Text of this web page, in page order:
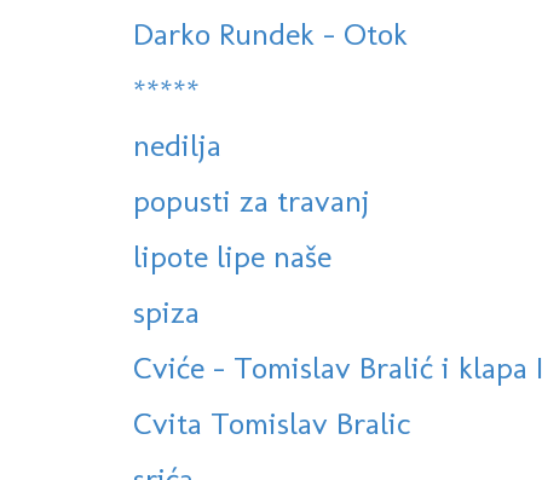
Darko Rundek - Otok
*****
nedilja
popusti za travanj
lipote lipe naše
spiza
Cviće - Tomislav Bralić i klapa
Cvita Tomislav Bralic